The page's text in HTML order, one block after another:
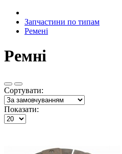
Запчастини по типам
Ремені
Ремні
Сортувати:
Показати: